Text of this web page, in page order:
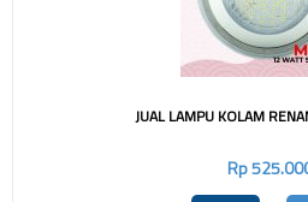
JUAL LAMPU KOLAM
Rp